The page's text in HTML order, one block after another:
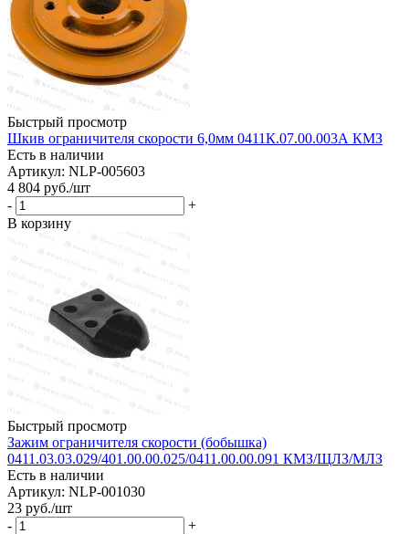
Быстрый просмотр
Шкив ограничителя скорости 6,0мм 0411К.07.00.003А КМЗ
Есть в наличии
Артикул: NLP-005603
4 804 руб./шт
-
+
В корзину
Быстрый просмотр
Зажим ограничителя скорости (бобышка)
0411.03.03.029/401.00.00.025/0411.00.00.091 КМЗ/ЩЛЗ/МЛЗ
Есть в наличии
Артикул: NLP-001030
23 руб./шт
-
+